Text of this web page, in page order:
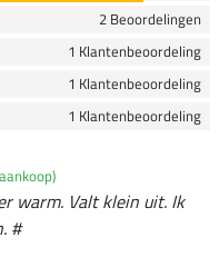
2 Beoordelingen
1 Klantenbeoordeling
1 Klantenbeoordeling
1 Klantenbeoordeling
warm. Valt klein uit. Ik
#